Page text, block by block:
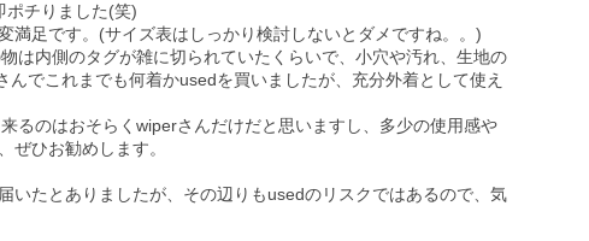
ポチりました(笑)
満足です。(サイズ表はしっかり検討しないとダメですね。。)
は内側のタグが雑に切られていたくらいで、小穴や汚れ、生地の
でこれまでも何着かusedを買いましたが、充分外着として使え
るのはおそらくwiperさんだけだと思いますし、多少の使用感や
ぜひお勧めします。
いたとありましたが、その辺りもusedのリスクではあるので、気